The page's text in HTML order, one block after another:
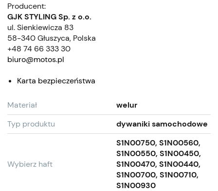
Producent:
GJK STYLING Sp. z o.o.
ul. Sienkiewicza 83
58-340 Głuszyca, Polska
+48 74 66 333 30
biuro@motos.pl
Karta bezpieczeństwa
Materiał
welur
Typ produktu
dywaniki samochodowe
Wybierz haft
S1N00750, S1N00560,
S1N00550, S1N00450,
S1N00470, S1N00440,
S1N00700, S1N00710,
S1N00930